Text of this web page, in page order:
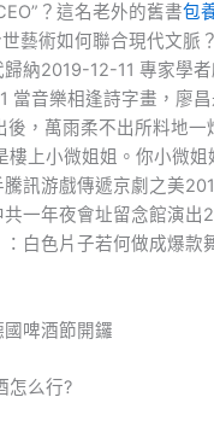
？這名老外的舊書包
藝術如何聯合現代文脈
納2019-12-11 專家學
當音樂相逢詩字畫，廖
後，萬雨柔不出所料地一
樓上小微姐姐。你小微姐
訊游戲傳遞京劇之美
共一年夜會址留念館演出
：白色片子若何做成爆款
啤酒節開鑼
怎么行?